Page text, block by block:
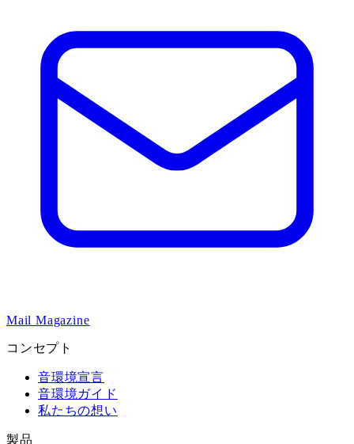
Mail Magazine
コンセプト
音環境宣言
音環境ガイド
私たちの想い
製品